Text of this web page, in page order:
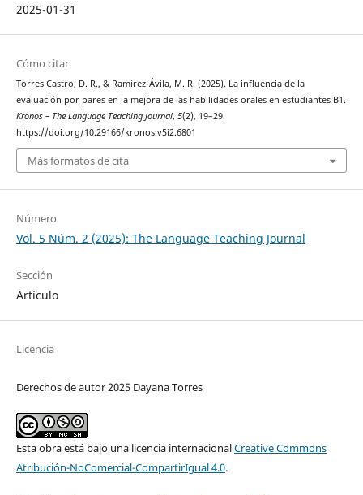
2025-01-31
Cómo citar
Torres Castro, D. R., & Ramírez-Ávila, M. R. (2025). La influencia de la
evaluación por pares en la mejora de las habilidades orales en estudiantes B1.
Kronos – The Language Teaching Journal, 5(2), 19–29.
https://doi.org/10.29166/kronos.v5i2.6801
Más formatos de cita
Número
Vol. 5 Núm. 2 (2025): The Language Teaching Journal
Sección
Artículo
Licencia
Derechos de autor 2025 Dayana Torres
Esta obra está bajo una licencia internacionalCreative Commons
Atribución-NoComercial-CompartirIgual 4.0.